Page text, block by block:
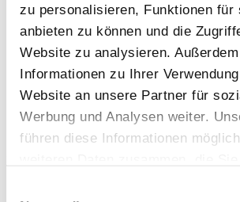
zu personalisieren, Funktionen für
anbieten zu können und die
Website zu analysieren.
Informationen zu Ihrer
Website an unsere Partner für
Werbung und Analysen weiter.
führen diese Informationen
bereitgestellt haben oder die sie
Anhängerarbeitsbühnen
LKW- & Anhängerarbeitsbühnen mieten für
und wechselnde Einsatzorte: Flexible LKW-
für Projekte, die schnelle Standortwechsel
sofort einsatzbereit.